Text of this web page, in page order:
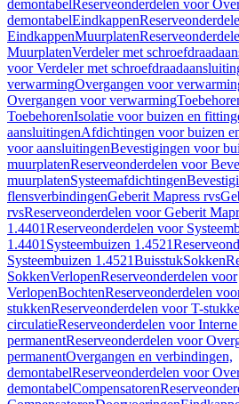
demontabelReserveonderdelen voor
demontabelEindkappen
EindkappenMuurplaten
MuurplatenVerdeler met
voor Verdeler met
verwarmingOvergangen voor
Overgangen voor verwarming
ToebehorenIsolatie voor buizen en
aansluitingenAfdichtingen voor buizen
voor aansluitingenBevestigingen voor
muurplatenReserveonderdelen voor
muurplatenSysteemafdichtingen
flensverbindingenGeberit Mapress rvs
rvsReserveonderdelen voor Geberit
1.4401Reserveonderdelen voor
1.4401 Systeembuizen 1.4521
Systeembuizen 1.4521BuisstukSokken
SokkenVerlopenReserveonderdelen voor
VerlopenBochtenReserveonderdelen
stukkenReserveonderdelen voor T-
circulatieReserveonderdelen voor
permanentReserveonderdelen voor
permanentOvergangen en verbindingen,
demontabelReserveonderdelen voor
demontabelCompensatoren